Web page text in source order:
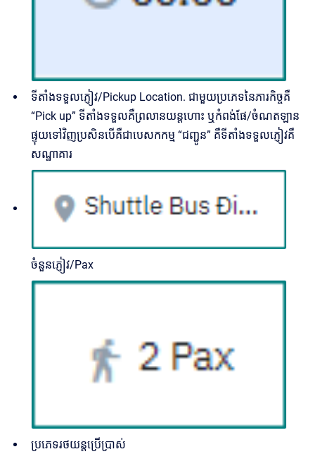
ទីតាំងទទួលភ្ញៀវ/Pickup Location. ជាមួយប្រភេទនៃភារកិច្ចគឺ
“Pick up” ទីតាំងទទួលគឺព្រលានយន្តហោះ ឬកំពង់ផែ/ចំណតឡាន
ផ្ទុយទៅវិញប្រសិនបើគឺជាបេសកកម្ម “ជញ្ជូន” គឺទីតាំងទទួលភ្ញៀវគឺ
សណ្ឋាគារ
ចំនួនភ្ញៀវ/Pax
ប្រភេទរថយន្តប្រើប្រាស់